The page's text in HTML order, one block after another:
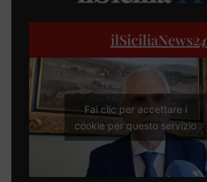
ilSiciliaNews24
Fai clic per accettare i
cookie per questo servizio